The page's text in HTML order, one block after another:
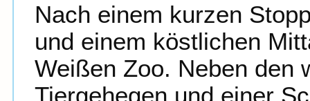
Nach einem kurzen
und einem köstlichen
Weißen Zoo. Neben den
Tiergehegen und einer